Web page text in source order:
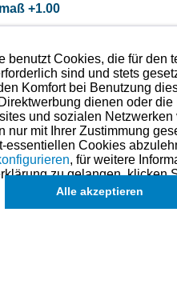
+1.00
€ *
benutzt Cookies, die für den
sind und stets
Komfort bei Benutzung
dienen oder die
und sozialen Netzwerken
nur mit Ihrer Zustimmung
essentiellen Cookies
, für weitere
zu gelangen, klicken
Alle akzeptieren